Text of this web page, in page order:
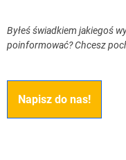
Byłeś świadkiem jakiegoś
poinformować? Chcesz
Napisz do nas!